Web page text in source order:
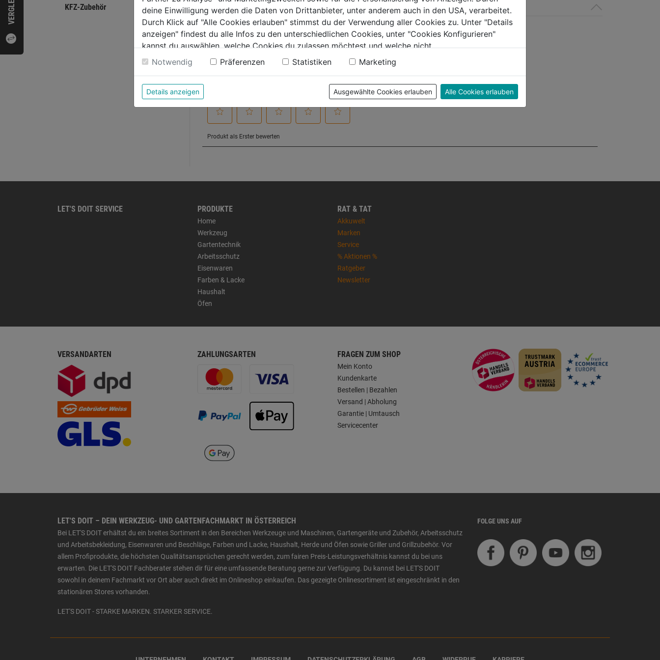
KFZ-Zubehör
Bewertung
LET'S DOIT SERVICE PRODUKTE
Home
Werkzeug
Gartentechnik
Arbeitsschutz
Eisenwaren
Farben & Lacke
Haushalt
Öfen
RAT & TAT
Akkuwelt
Marken
Service
% Aktionen %
Ratgeber
Newsletter
VERSANDARTEN ZAHLUNGSARTEN FRAGEN ZUM SHOP
Mein Konto
Kundenkarte
Bestellen | Bezahlen
Versand | Abholung
Garantie | Umtausch
Servicecenter
LET'S DOIT – DEIN WERKZEUG- UND GARTENFACHMARKT IN ÖSTERREICH
Bei LET'S DOIT erhältst du ein breites Sortiment in den Bereichen Werkzeuge und Maschinen, Gartengeräte und Zubehör, Arbeitsschutz
und Arbeitsbekleidung, Eisenwaren und Beschläge, Farben und Lacke, Haushalt, Herde und Öfen sowie Griller und Grillzubehör. Vor
allem Profiprodukte, die höchsten Qualitätsansprüchen gerecht werden, zum fairen Preis-Leistungsverhältnis kannst du bei uns
erwarten. Die LET'S DOIT Fachberater stehen dir für eine umfassende Beratung gerne zur Verfügung. Du kannst bei LET'S DOIT
sowohl in deinem Fachmarkt vor Ort aber auch direkt im Onlineshop einkaufen. Das gezeigte Onlinesortiment ist eingeschränkt in den
stationären Stores vorhanden.
LET'S DOIT - STARKE MARKEN. STARKER SERVICE.
FOLGE UNS AUF
deine Einwilligung werden die Daten von Drittanbieter, unter anderem auch in den USA, verarbeitet.
Durch Klick auf "Alle Cookies erlauben" stimmst du der Verwendung aller Cookies zu. Unter "Details
anzeigen" findest du alle Infos zu den unterschiedlichen Cookies, unter "Cookies Konfigurieren"
kannst du auswählen, welche Cookies du zulassen möchtest und welche nicht.
Weitere Informationen findest du in unserer Datenschutzerklärung
Notwendig Präferenzen Statistiken Marketing
Details anzeigen Ausgewählte Cookies erlauben Alle Cookies erlauben